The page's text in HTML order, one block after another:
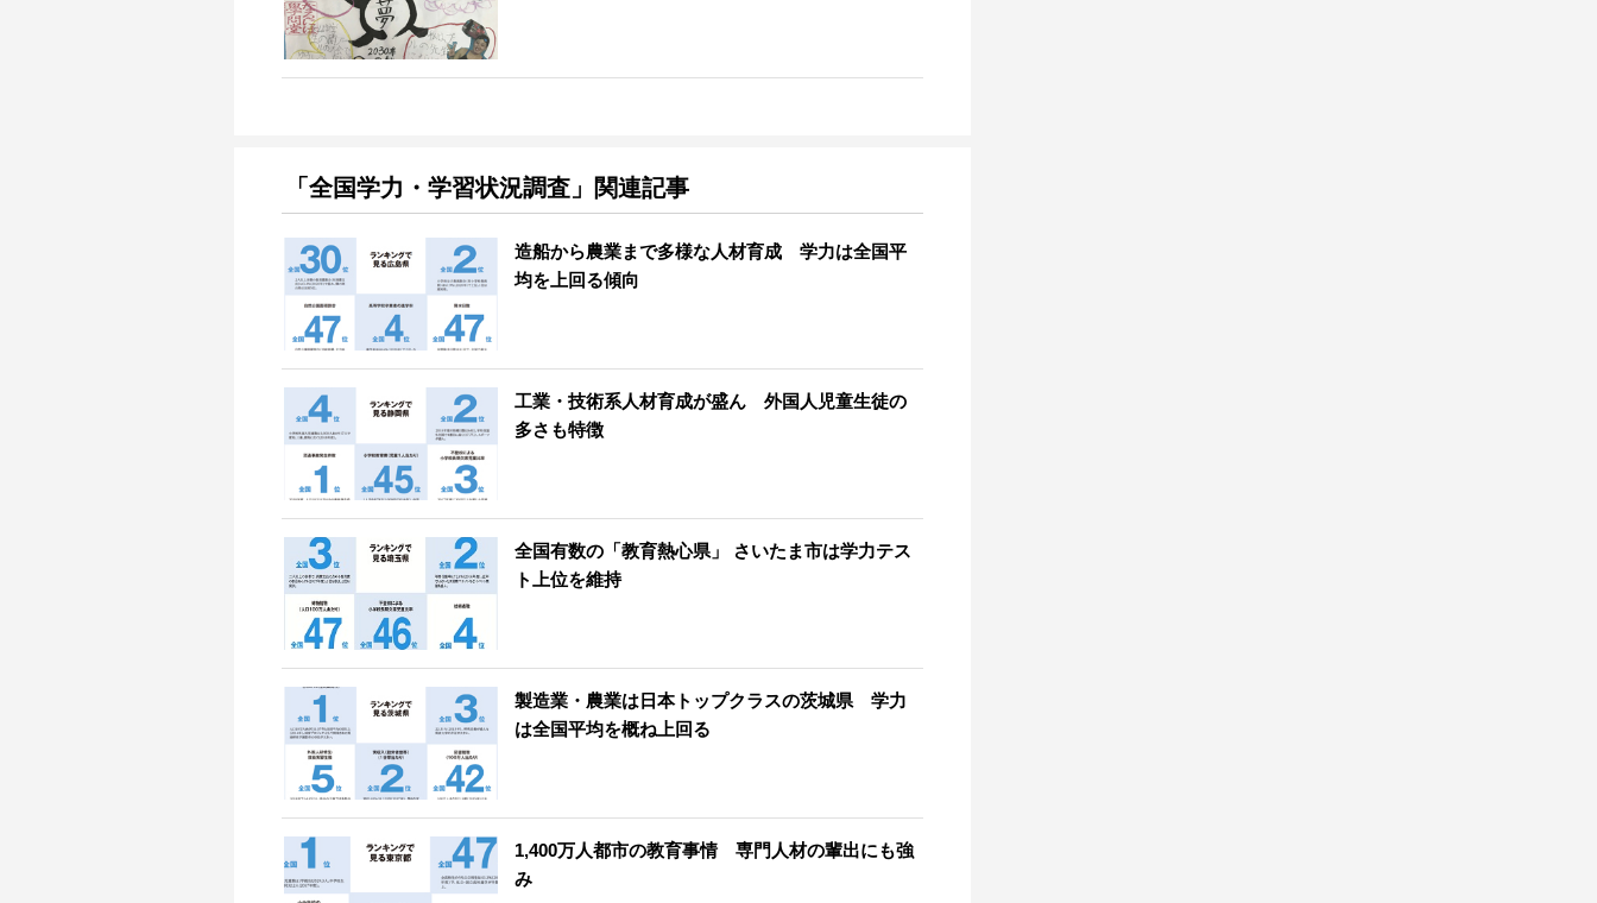
「全国学力・学習状況調査」関連記事
造船から農業まで多様な人材育成 学力は全国平
均を上回る傾向
工業・技術系人材育成が盛ん 外国人児童生徒の
多さも特徴
全国有数の「教育熱心県」 さいたま市は学力テス
ト上位を維持
製造業・農業は日本トップクラスの茨城県 学力
は全国平均を概ね上回る
1,400万人都市の教育事情 専門人材の輩出にも強
み